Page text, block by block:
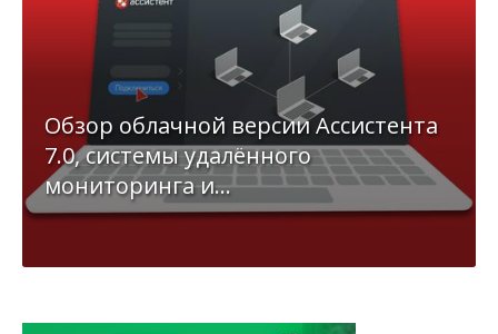
Обзор облачной версии Ассистента
7.0, системы удалённого
мониторинга и...